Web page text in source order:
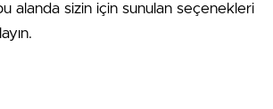
alanda sizin için sunulan seçenekleri